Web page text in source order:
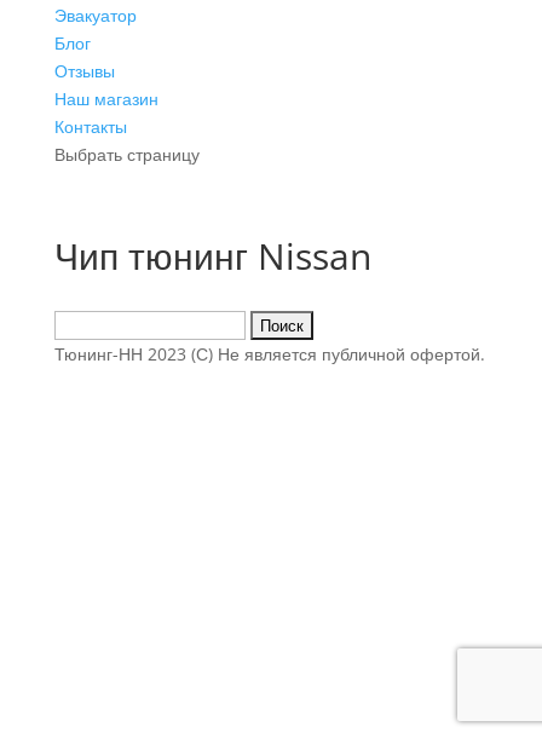
Эвакуатор
Блог
Отзывы
Наш магазин
Контакты
Выбрать страницу
Чип тюнинг Nissan
Тюнинг-НН 2023 (С) Не является публичной офертой.